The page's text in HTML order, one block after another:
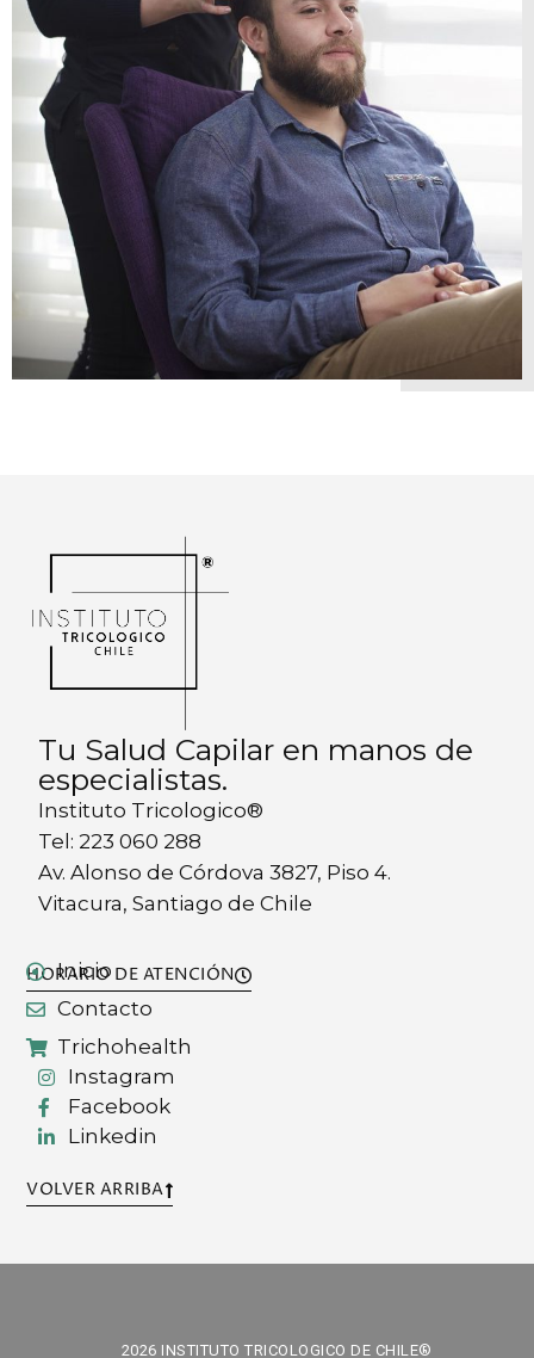
Tu Salud Capilar en manos de
especialistas.
Instituto Tricologico®
Tel: 223 060 288
Av. Alonso de Córdova 3827, Piso 4.
Vitacura, Santiago de Chile
HORARIO DE ATENCIÓN
Inicio
Contacto
Trichohealth
Instagram
Facebook
Linkedin
VOLVER ARRIBA
2026 INSTITUTO TRICOLOGICO DE CHILE®